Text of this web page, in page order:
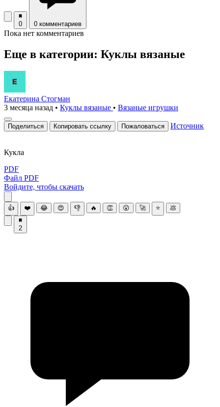
0 0 комментариев
Пока нет комментариев
Еще в категории: Куклы вязаные
Екатерина Стогман
3 месяца назад • Куклы вязаные • Вязаные игрушки
Поделиться Копировать ссылку Пожаловаться Источник
Куклa
PDF
Файл PDF
Войдите, чтобы скачать
👍 ❤️ 😂 😍 👎 🔥 👏 😮 🚀 ⭐ 💩
2